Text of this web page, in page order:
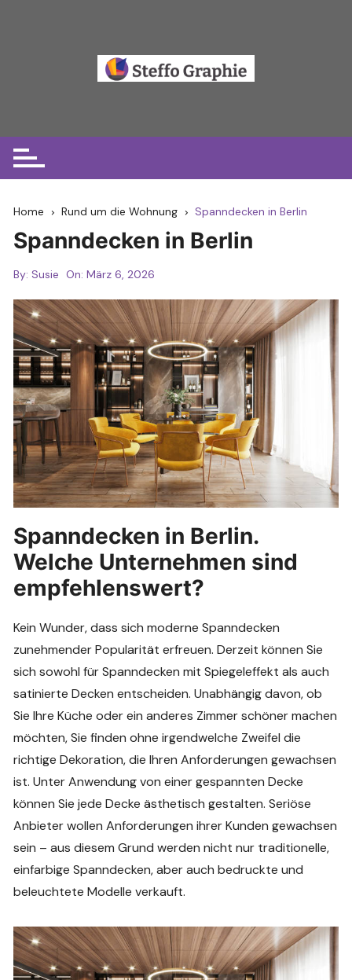
Home Rund um die Wohnung Spanndecken in Berlin
Spanndecken in Berlin
By: Susie On:März 6, 2026
Spanndecken in Berlin.
Welche Unternehmen sind
empfehlenswert?
Kein Wunder, dass sich moderne Spanndecken
zunehmender Popularität erfreuen. Derzeit können Sie
sich sowohl für Spanndecken mit Spiegeleffekt als auch
satinierte Decken entscheiden. Unabhängig davon, ob
Sie Ihre Küche oder ein anderes Zimmer schöner machen
möchten, Sie finden ohne irgendwelche Zweifel die
richtige Dekoration, die Ihren Anforderungen gewachsen
ist. Unter Anwendung von einer gespannten Decke
können Sie jede Decke ästhetisch gestalten. Seriöse
Anbieter wollen Anforderungen ihrer Kunden gewachsen
sein – aus diesem Grund werden nicht nur traditionelle,
einfarbige Spanndecken, aber auch bedruckte und
beleuchtete Modelle verkauft.